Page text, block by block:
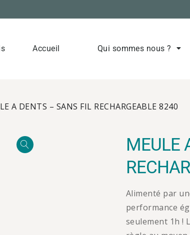
Accueil Qui sommes nous ?
A DENTS – SANS FIL RECHARGEABLE 8240
MEULE
Alimenté par
performance
seulement 1h !